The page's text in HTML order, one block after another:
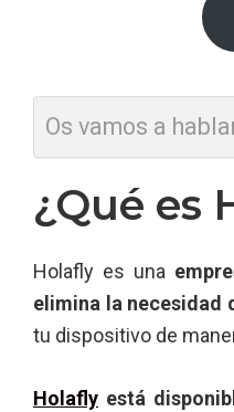
Os vamos a
¿Qué es
Holafly es una
elimina la necesidad
tu dispositivo de
Holafly está